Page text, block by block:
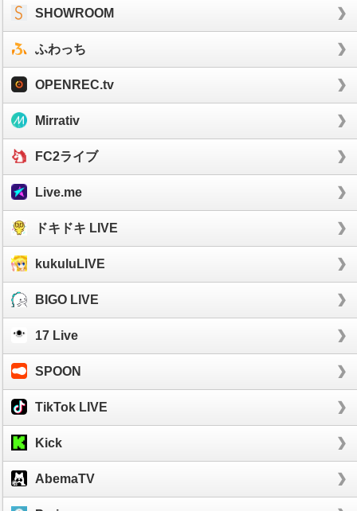
SHOWROOM
ふわっち
OPENREC.tv
Mirrativ
FC2ライブ
Live.me
ドキドキ LIVE
kukuluLIVE
BIGO LIVE
17 Live
SPOON
TikTok LIVE
Kick
AbemaTV